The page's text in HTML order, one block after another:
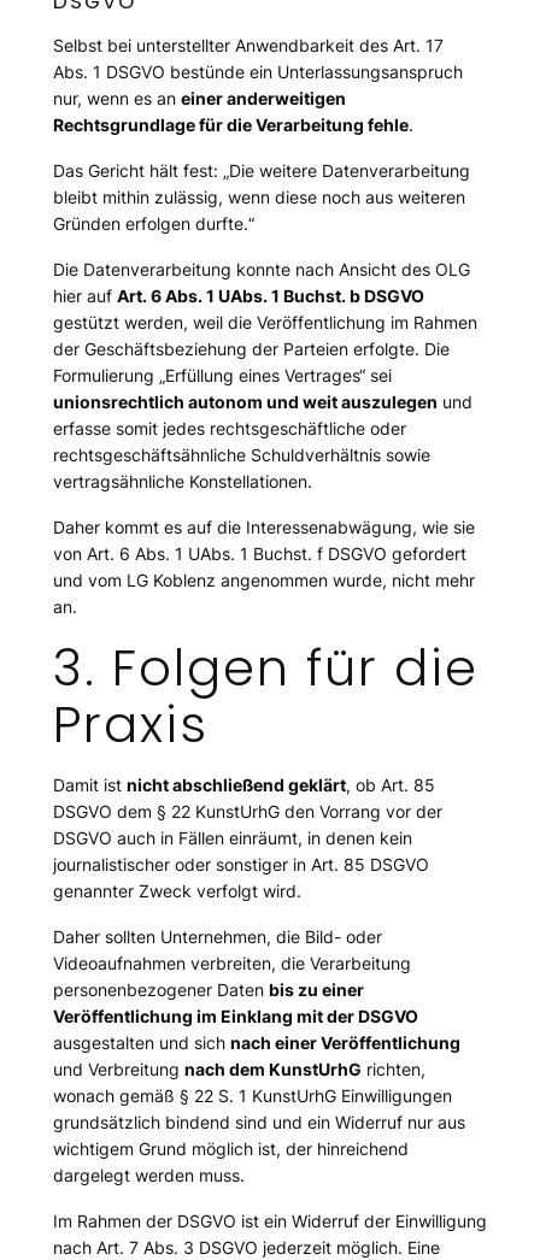
Selbst bei unterstellter Anwendbarkeit des Art. 17
Abs. 1 DSGVO bestünde ein Unterlassungsanspruch
nur, wenn es an einer anderweitigen
Rechtsgrundlage für die Verarbeitung fehle.
Das Gericht hält fest: „Die weitere Datenverarbeitung
bleibt mithin zulässig, wenn diese noch aus weiteren
Gründen erfolgen durfte.“
Die Datenverarbeitung konnte nach Ansicht des OLG
hier auf Art. 6 Abs. 1 UAbs. 1 Buchst. b DSGVO
gestützt werden, weil die Veröffentlichung im Rahmen
der Geschäftsbeziehung der Parteien erfolgte. Die
Formulierung „Erfüllung eines Vertrages“sei
unionsrechtlich autonom und weit auszulegen und
erfasse somit jedes rechtsgeschäftliche oder
rechtsgeschäftsähnliche Schuldverhältnis sowie
vertragsähnliche Konstellationen.
Daher kommt es auf die Interessenabwägung, wie sie
von Art. 6 Abs. 1 UAbs. 1 Buchst. f DSGVO gefordert
und vom LG Koblenz angenommen wurde, nicht mehr
an.
3. Folgen für die
Praxis
Damit ist nicht abschließend geklärt, ob Art. 85
DSGVO dem § 22 KunstUrhG den Vorrang vor der
DSGVO auch in Fällen einräumt, in denen kein
journalistischer oder sonstiger in Art. 85 DSGVO
genannter Zweck verfolgt wird.
Daher sollten Unternehmen, die Bild- oder
Videoaufnahmen verbreiten, die Verarbeitung
personenbezogener Daten bis zu einer
Veröffentlichung im Einklang mit der DSGVO
ausgestalten und sich nach einer Veröffentlichung
und Verbreitung nach dem KunstUrhG richten,
wonach gemäß § 22 S. 1 KunstUrhG Einwilligungen
grundsätzlich bindend sind und ein Widerruf nur aus
wichtigem Grund möglich ist, der hinreichend
dargelegt werden muss.
Im Rahmen der DSGVO ist ein Widerruf der Einwilligung
nach Art. 7 Abs. 3 DSGVO jederzeit möglich. Eine